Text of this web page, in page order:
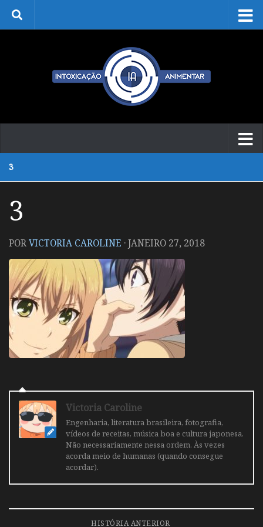
Skip to content
3
3
PORVICTORIA CAROLINE ·JANEIRO 27, 2018
Victoria Caroline
Engenharia, literatura brasileira, fotografia,
vídeos de receitas, música boa e cultura japonesa.
Não necessariamente nessa ordem. Às vezes
acorda meio de humanas (quando consegue
acordar).
HISTÓRIA ANTERIOR